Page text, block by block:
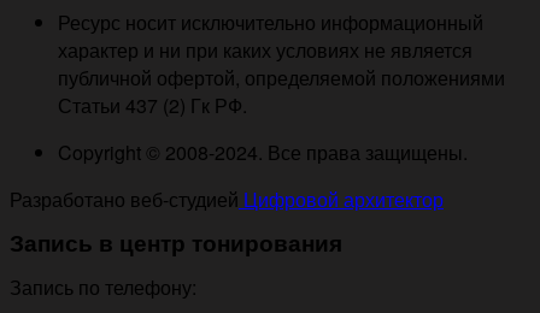
Ресурс носит исключительно информационный
характер и ни при каких условиях не является
публичной офертой, определяемой положениями
Статьи 437 (2) Гк РФ.
Copyright © 2008-2024. Все права защищены.
Разработано веб-студией Цифровой архитектор
Запись в центр тонирования
Запись по телефону: